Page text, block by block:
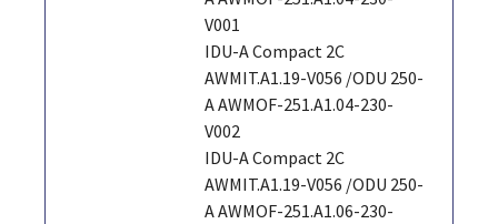
V001
IDU-A Compact 2C
AWMIT.A1.19-V056 /ODU 250-
A AWMOF-251.A1.04-230-
V002
IDU-A Compact 2C
AWMIT.A1.19-V056 /ODU 250-
A AWMOF-251.A1.06-230-